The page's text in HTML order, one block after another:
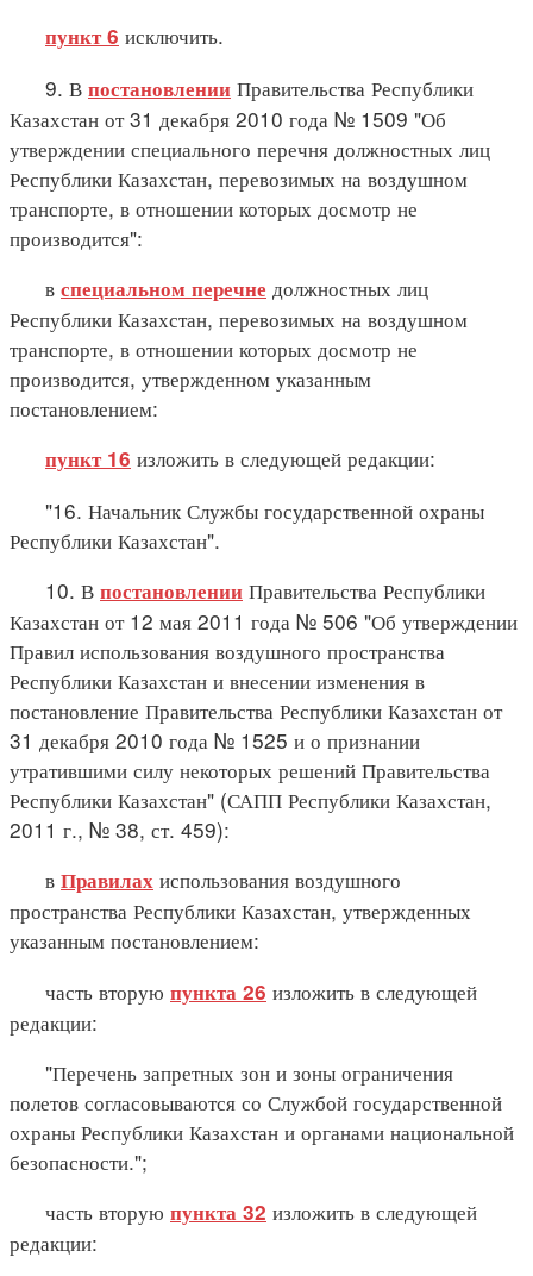
пункт 6 исключить.
9. В постановлении Правительства Республики
Казахстан от 31 декабря 2010 года № 1509 "Об
утверждении специального перечня должностных лиц
Республики Казахстан, перевозимых на воздушном
транспорте, в отношении которых досмотр не
производится":
в специальном перечне должностных лиц
Республики Казахстан, перевозимых на воздушном
транспорте, в отношении которых досмотр не
производится, утвержденном указанным
постановлением:
пункт 16 изложить в следующей редакции:
"16. Начальник Службы государственной охраны
Республики Казахстан".
10. В постановлении Правительства Республики
Казахстан от 12 мая 2011 года № 506 "Об утверждении
Правил использования воздушного пространства
Республики Казахстан и внесении изменения в
постановление Правительства Республики Казахстан от
31 декабря 2010 года № 1525 и о признании
утратившими силу некоторых решений Правительства
Республики Казахстан" (САПП Республики Казахстан,
2011 г., № 38, ст. 459):
в Правилах использования воздушного
пространства Республики Казахстан, утвержденных
указанным постановлением:
часть вторую пункта 26 изложить в следующей
редакции:
"Перечень запретных зон и зоны ограничения
полетов согласовываются со Службой государственной
охраны Республики Казахстан и органами национальной
безопасности.";
часть вторую пункта 32 изложить в следующей
редакции: